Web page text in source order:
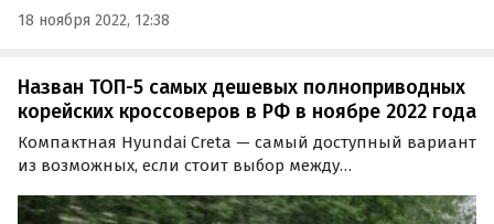
18 ноября 2022, 12:38
Назван ТОП-5 самых дешевых полноприводных
корейских кроссоверов в РФ в ноябре 2022 года
Компактная Hyundai Creta — самый доступный вариант
из возможных, если стоит выбор между
официально представленными на российском рынке.